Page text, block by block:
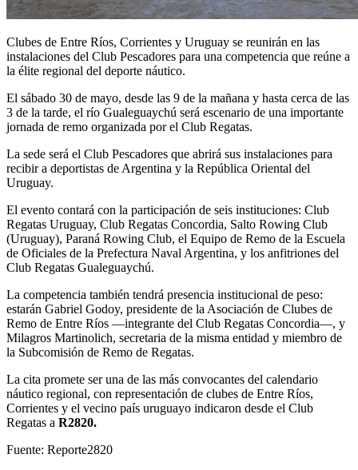
Clubes de Entre Ríos, Corrientes y Uruguay se reunirán en las
instalaciones del Club Pescadores para una competencia que reúne a
la élite regional del deporte náutico.
El sábado 30 de mayo, desde las 9 de la mañana y hasta cerca de las
3 de la tarde, el río Gualeguaychú será escenario de una importante
jornada de remo organizada por el Club Regatas.
La sede será el Club Pescadores que abrirá sus instalaciones para
recibir a deportistas de Argentina y la República Oriental del
Uruguay.
El evento contará con la participación de seis instituciones: Club
Regatas Uruguay, Club Regatas Concordia, Salto Rowing Club
(Uruguay), Paraná Rowing Club, el Equipo de Remo de la Escuela
de Oficiales de la Prefectura Naval Argentina, y los anfitriones del
Club Regatas Gualeguaychú.
La competencia también tendrá presencia institucional de peso:
estarán Gabriel Godoy, presidente de la Asociación de Clubes de
Remo de Entre Ríos —integrante del Club Regatas Concordia—, y
Milagros Martinolich, secretaria de la misma entidad y miembro de
la Subcomisión de Remo de Regatas.
La cita promete ser una de las más convocantes del calendario
náutico regional, con representación de clubes de Entre Ríos,
Corrientes y el vecino país uruguayo indicaron desde el Club
Regatas a R2820.
Fuente: Reporte2820